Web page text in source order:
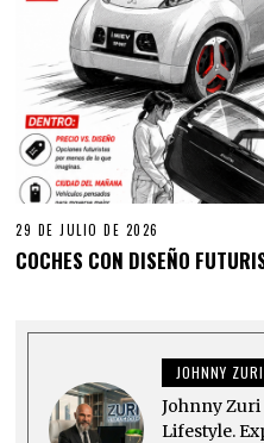
29 DE JULIO DE 2026
COCHES CON DISEÑO
JOHNNY ZURI
Johnny
Lifestyle.